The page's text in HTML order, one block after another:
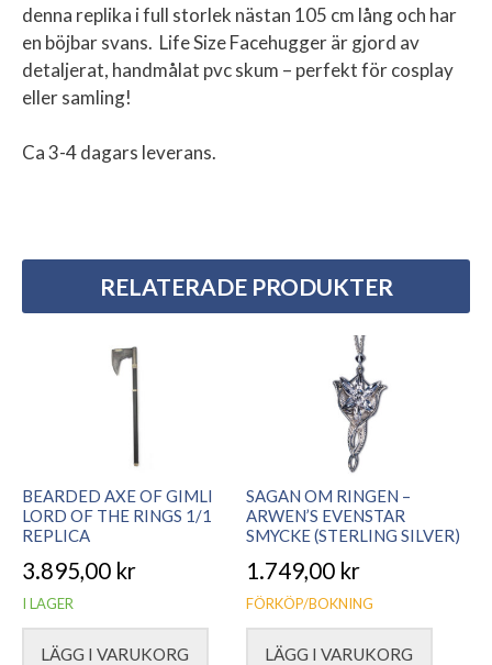
denna replika i full storlek nästan 105 cm lång och har
en böjbar svans. Life Size Facehugger är gjord av
detaljerat, handmålat pvc skum – perfekt för cosplay
eller samling!
Ca 3-4 dagars leverans.
RELATERADE PRODUKTER
BEARDED AXE OF GIMLI
LORD OF THE RINGS 1/1
REPLICA
3.895,00 kr
I LAGER
LÄGG I VARUKORG
SAGAN OM RINGEN –
ARWEN’S EVENSTAR
SMYCKE (STERLING SILVER)
1.749,00 kr
FÖRKÖP/BOKNING
LÄGG I VARUKORG